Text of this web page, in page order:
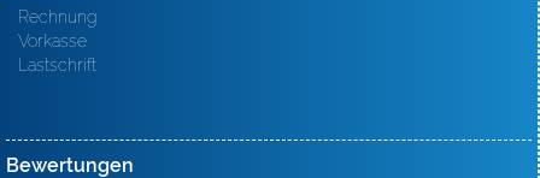
Rechnung
Vorkasse
Lastschrift
Bewertungen